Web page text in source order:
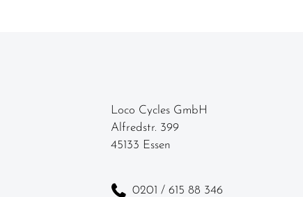
Loco Cycles GmbH
Alfredstr. 399
45133 Essen
0201 / 615 88 346